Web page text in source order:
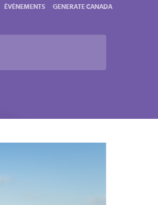
ÉVÉNEMENTS GENERATE CANADA